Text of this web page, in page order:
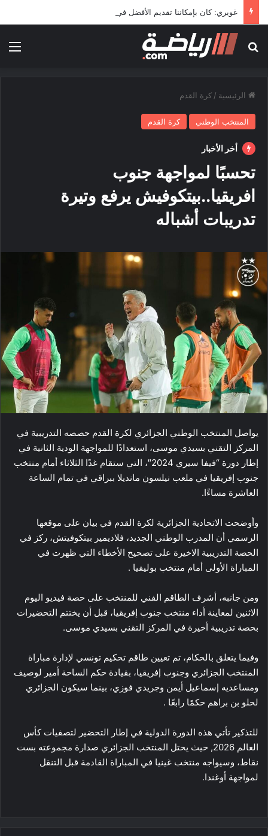
غويري: كان بإمكاننا تقديم الأفضل في المونديال
بحث عن
الرئيسية / كرة القدم
المنتخب الوطني كرة القدم
أخر الأخبار
تحسبًا لمواجهة جنوب
افريقيا..بيتكوفيش يرفع وتيرة
تدريبات أشباله
يواصل المنتخب الوطني الجزائري لكرة القدم حصصه التدريبية في
المركز التقني بسيدي موسى، استعدادًا للمواجهة الودية الثانية في
إطار دورة “فيفا سيري 2024″، التي ستقام غدًا الثلاثاء أمام منتخب
جنوب إفريقيا في ملعب نيلسون مانديلا ببراقي في تمام الساعة
العاشرة مساءًا.
وأوضحت الاتحادية الجزائرية لكرة القدم في بيان على موقعها
الرسمي أن المدرب الوطني الجديد، فلاديمير بيتكوفيتش، ركز في
الحصة التدريبية الاخيرة على تصحيح الأخطاء التي ظهرت في
المباراة الأولى أمام منتخب بوليفيا .
ومن جانبه، أشرف الطاقم الفني للمنتخب على حصة فيديو اليوم
الاثنين لمعاينة أداء منتخب جنوب إفريقيا، قبل أن يختتم التحضيرات
بحصة تدريبية أخيرة في المركز التقني بسيدي موسى.
وفيما يتعلق بالحكام، تم تعيين طاقم تحكيم تونسي لإدارة مباراة
المنتخب الجزائري وجنوب إفريقيا، بقيادة حكم الساحة أمير لوصيف
ومساعديه إسماعيل أيمن وجريدي فوزي، بينما سيكون الجزائري
لحلو بن براهم حكمًا رابعًا .
للتذكير تأتي هذه الدورة الدولية في إطار التحضير لتصفيات كأس
العالم 2026, حيث يحتل المنتخب الجزائري صدارة مجموعته بست
نقاط، وسيواجه منتخب غينيا في المباراة القادمة قبل التنقل
لمواجهة أوغندا.